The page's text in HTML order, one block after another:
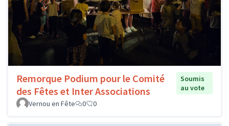
Remorque Podium pour le Comité
des Fêtes et Inter Associations
Soumis
au vote
Vernou en Fête
0 0